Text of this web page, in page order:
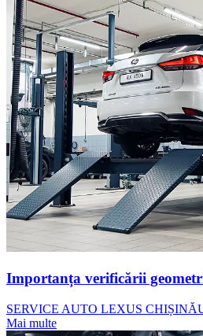
Importanța verificării
SERVICE AUTO LEXUS
Mai multe